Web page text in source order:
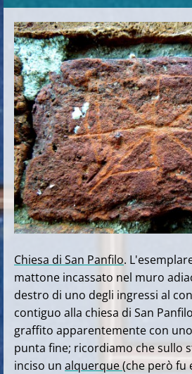
Chiesa di San Panfilo.
mattone incassato nel muro
destro di uno degli ingressi al
contiguo alla chiesa di San
graffito apparentemente con
punta fine; ricordiamo che sullo
inciso un alquerque(che però fu